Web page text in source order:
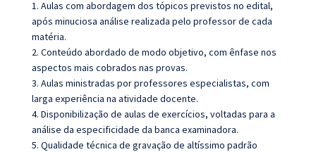
1. Aulas com abordagem dos tópicos previstos no edital,
após minuciosa análise realizada pelo professor de cada
matéria.
2. Conteúdo abordado de modo objetivo, com ênfase nos
aspectos mais cobrados nas provas.
3. Aulas ministradas por professores especialistas, com
larga experiência na atividade docente.
4. Disponibilização de aulas de exercícios, voltadas para a
análise da especificidade da banca examinadora.
5. Qualidade técnica de gravação de altíssimo padrão